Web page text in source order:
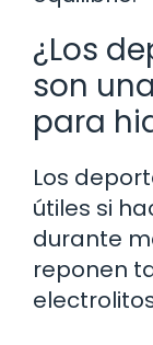
¿Los
son
para
Los
útiles si
durante
reponen